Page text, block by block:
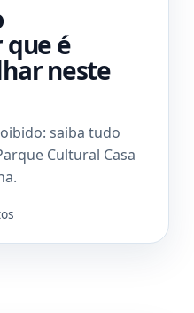
que é
neste
saiba tudo
Cultural Casa